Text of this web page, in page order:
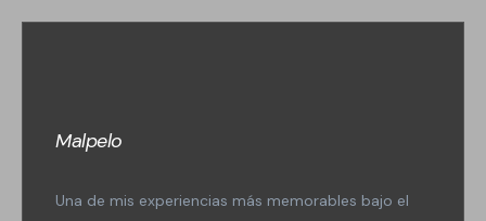
Malpelo
Una de mis experiencias más memorables bajo el